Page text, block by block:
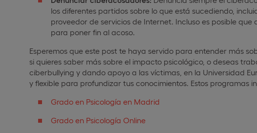
los diferentes partidos sobre lo que está sucediendo,
proveedor de servicios de Internet. Incluso es posible
para poner fin al acoso.
Esperemos que este post te haya servido para entender más
si quieres saber más sobre el impacto psicológico, o deseas
ciberbullying y dando apoyo a las víctimas, en la Universidad
y flexible para profundizar tus conocimientos. Estos programas
Grado en Psicología en Madrid
Grado en Psicología Online